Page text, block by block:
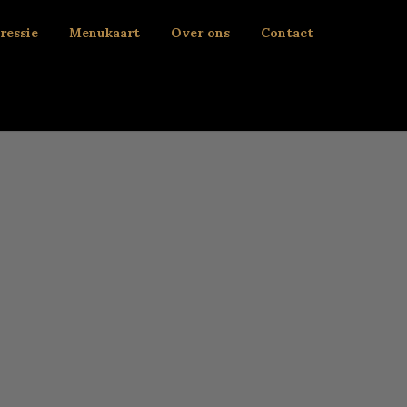
Menukaart Over ons Contact